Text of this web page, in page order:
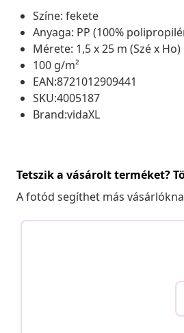
Színe: fekete
Anyaga: PP (100%
Mérete: 1,5 x 25 m (Szé x Ho)
100 g/m²
EAN:8721012909441
SKU:4005187
Brand:vidaXL
Tetszik a vásárolt terméket?
A fotód segíthet más